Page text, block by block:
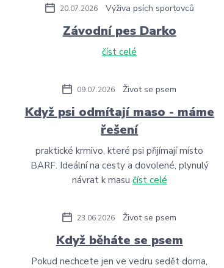
20.07.2026 Výživa psích sportovců
Závodní pes Darko
číst celé
09.07.2026 Život se psem
Když psi odmítají maso - máme
řešení
praktické krmivo, které psi přijímají místo
BARF. Ideální na cesty a dovolené, plynulý
návrat k masu číst celé
23.06.2026 Život se psem
Když běháte se psem
Pokud nechcete jen ve vedru sedět doma,